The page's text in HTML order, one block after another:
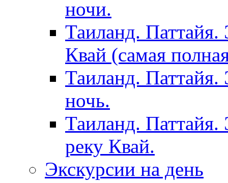
ночи.
Таиланд. Паттайя.
Квай (самая
Таиланд.
ночь.
Таиланд. Паттайя.
реку Квай.
Экскурсии на день